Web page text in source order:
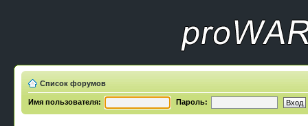
Список форумов
Имя пользователя: Пароль: